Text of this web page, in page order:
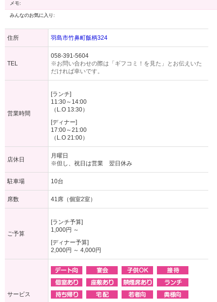
メモ:
みんなのお気に入り:
住所 羽島市竹鼻町飯柄324
TEL
058-391-5604
※お問い合わせの際は「ギフコミ！を見た」とお伝えいた
だければ幸いです。
営業時間
[ランチ]
11:30～14:00
（L.O 13:30）
[ディナー]
17:00～21:00
（L.O 21:00）
店休日
月曜日
※但し、祝日は営業 翌日休み
駐車場 10台
席数 41席（個室2室）
ご予算
[ランチ予算]
1,000円 ～
[ディナー予算]
2,000円 ～ 4,000円
サービス